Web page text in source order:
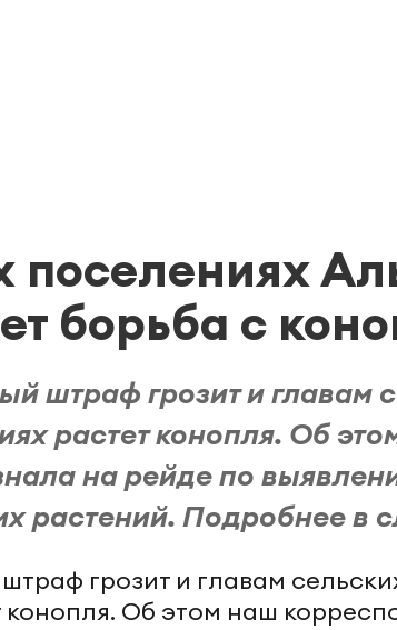
поселениях
борьба с
штраф грозит и главам
растет конопля. Об
на рейде по
растений. Подробнее в
грозит и главам
конопля. Об этом наш